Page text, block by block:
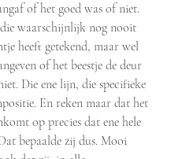
of het goed was of niet.
die waarschijnlijk nog nooit
heeft getekend, maar wel
of het beestje de deur
Die ene lijn, die specifieke
En reken maar dat het
op precies dat ene hele
bepaalde zij dus. Mooi